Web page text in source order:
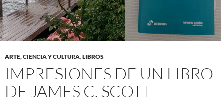
ARTE, CIENCIA Y CULTURA,LIBROS
IMPRESIONES DE UN LIBRO
DE JAMES C. SCOTT